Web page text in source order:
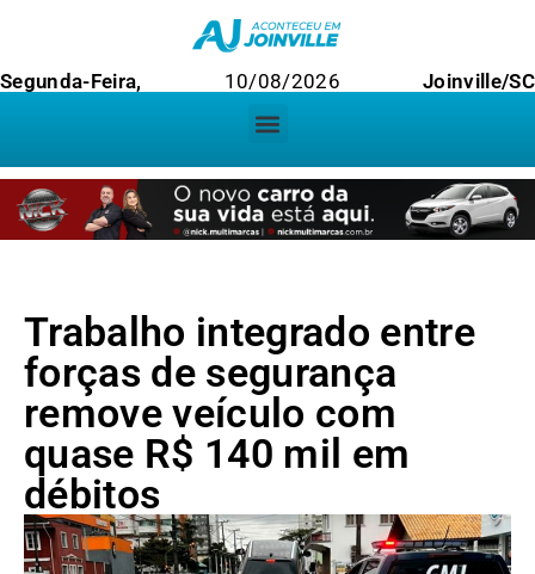
Segunda-Feira, 10/08/2026 Joinville/SC
Trabalho integrado entre
forças de segurança
remove veículo com
quase R$ 140 mil em
débitos